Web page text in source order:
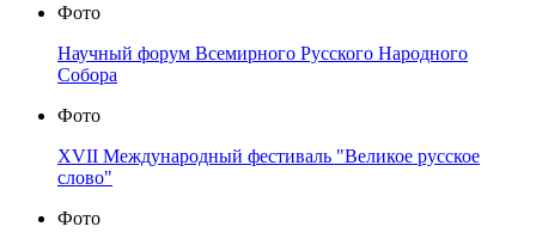
Фото
Научный форум Всемирного Русского Народного
Собора
Фото
XVII Международный фестиваль "Великое русское
слово"
Фото